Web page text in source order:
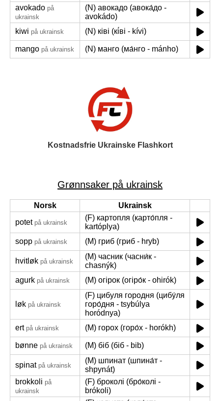
avokado på
ukrainsk
(N) авокадо (авока́до -
avokádo)
kiwi på ukrainsk (N) ківі (кі́ві - kívi)
mango på ukrainsk (N) манго (ма́нго - mánho)
Kostnadsfrie Ukrainske Flashkort
Grønnsaker på ukrainsk
Norsk
Ukrainsk
potet på ukrainsk
(F) картопля (карто́пля -
kartóplya)
sopp på ukrainsk (M) гриб (гриб - hryb)
hvitløk på ukrainsk
(M) часник (часни́к -
chasnýk)
agurk på ukrainsk (M) огірок (огіро́к - ohirók)
løk på ukrainsk
(F) цибуля городня (цибу́ля
горо́дня - tsybúlya
horódnya)
ert på ukrainsk (M) горох (горо́х - horókh)
bønne på ukrainsk (M) біб (біб - bib)
spinat på ukrainsk
(M) шпинат (шпина́т -
shpynát)
brokkoli på
ukrainsk
(F) броколі (бро́колі -
brókoli)